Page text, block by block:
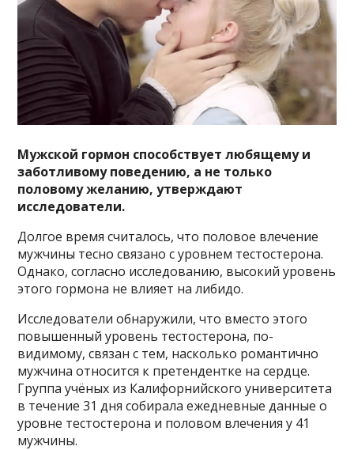
Мужской гормон способствует любящему и
заботливому поведению, а не только
половому желанию, утверждают
исследователи.
Долгое время считалось, что половое влечение
мужчины тесно связано с уровнем тестостерона.
Однако, согласно исследованию, высокий уровень
этого гормона не влияет на либидо.
Исследователи обнаружили, что вместо этого
повышенный уровень тестостерона, по-
видимому, связан с тем, насколько романтично
мужчина относится к претендентке на сердце.
Группа учёных из Калифорнийского университета
в течение 31 дня собирала ежедневные данные о
уровне тестостерона и половом влечения у 41
мужчины.